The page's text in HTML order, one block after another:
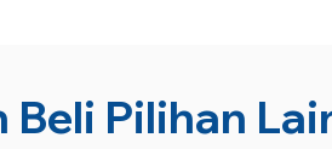
Beli Pilihan